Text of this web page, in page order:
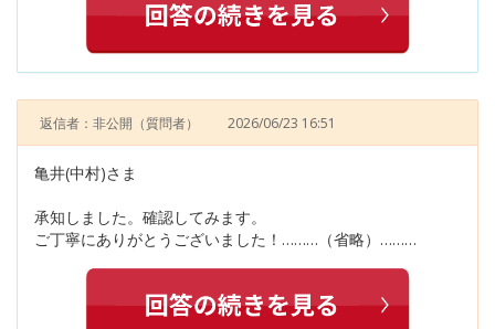
返信者：非公開 （質問者） 2026/06/23 16:51
亀井(中村)さま
承知しました。確認してみます。
ご丁寧にありがとうございました！………（省略）………